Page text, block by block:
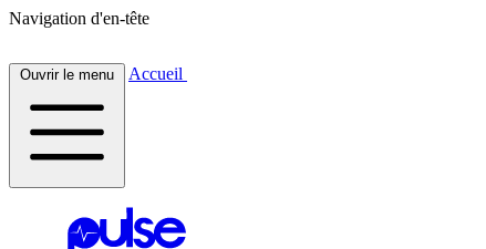
Navigation d'en-tête
Ouvrir le menu Accueil